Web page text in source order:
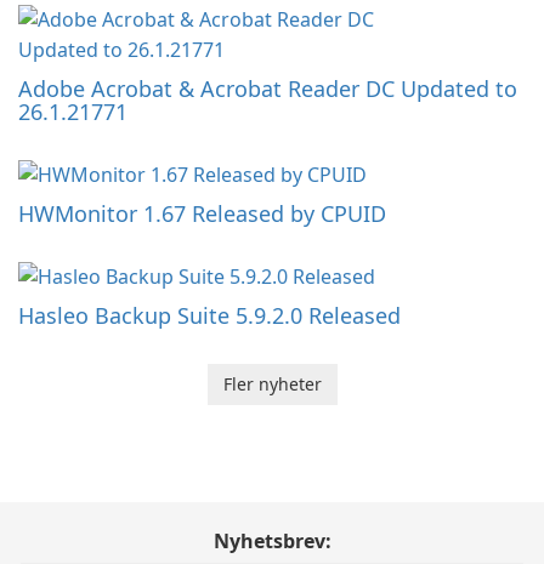
Adobe Acrobat & Acrobat Reader DC Updated to
26.1.21771
HWMonitor 1.67 Released by CPUID
Hasleo Backup Suite 5.9.2.0 Released
Fler nyheter
Nyhetsbrev: